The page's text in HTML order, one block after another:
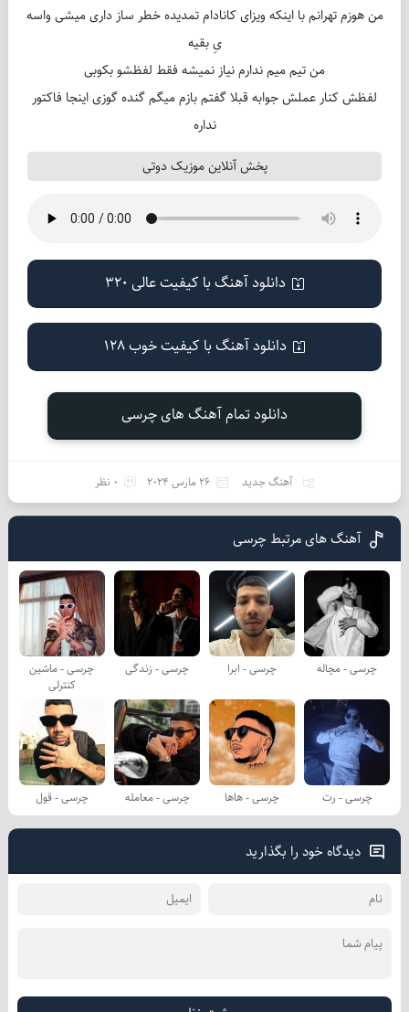
من هوزم تهرانم با اینکه ویزای کانادام تمدیده خطر ساز داری میشی واسه
یِ بقیه
من تیم میم ندارم نیاز نمیشه فقط لفظشو بکوبی
لفظش کنار عملش جوابه قبلا گفتم بازم میگم گنده گوزی اینجا فاکتور
نداره
پخش آنلاین موزیک دوتی
دانلود آهنگ با کیفیت عالی 320
دانلود آهنگ با کیفیت خوب 128
دانلود تمام آهنگ های چرسی
آهنگ جدید 26 مارس 2024 0 نظر
آهنگ های مرتبط چرسی
چرسی - مچاله چرسی - ابرا چرسی - زندگی
چرسی - ماشین
کنترلی
چرسی - رت چرسی - هاها چرسی - معامله چرسی - قول
دیدگاه خود را بگذارید